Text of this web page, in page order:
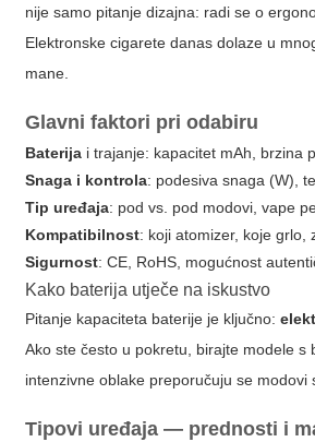
nije samo pitanje dizajna: radi se o
Elektronske cigarete danas dolaze u
mane.
Glavni faktori pri odabiru
Baterija i trajanje: kapacitet mAh, brzina
Snaga i kontrola: podesiva snaga (W),
Tip uređaja: pod vs. pod modovi, vape
Kompatibilnost: koji atomizer, koje grlo,
Sigurnost: CE, RoHS, mogućnost
Kako baterija utječe na iskustvo
Pitanje kapaciteta baterije je ključno:
Ako ste često u pokretu, birajte modele
intenzivne oblake preporučuju se
Tipovi uređaja — prednosti i